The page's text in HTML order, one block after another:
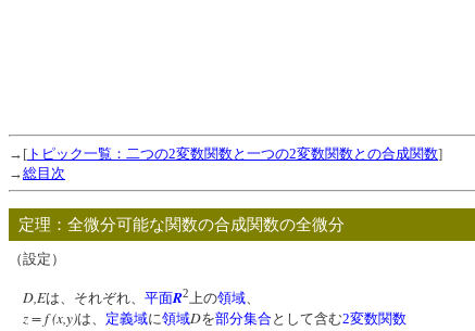
→[ トピック一覧：二つの2変数関数と一つの2変数関数との合成関数]
→総目次
定理：全微分可能な関数の合成関数の全微分
（設定）
D,Eは、それぞれ、 平面R2上の領域、
z = f (x,y)は、 定義域に領域Dを部分集合として含む2変数関数